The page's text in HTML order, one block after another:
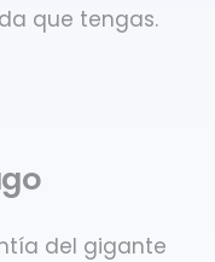
que tengas.
del gigante